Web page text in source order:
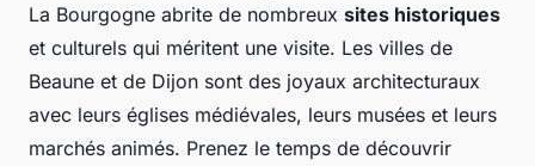
La Bourgogne abrite de nombreux sites historiques
et culturels qui méritent une visite. Les villes de
Beaune et de Dijon sont des joyaux architecturaux
avec leurs églises médiévales, leurs musées et leurs
marchés animés. Prenez le temps de découvrir